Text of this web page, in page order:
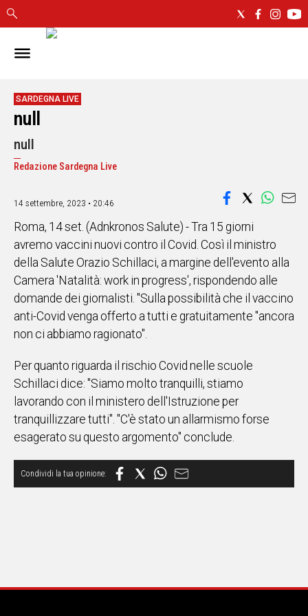
IN
CAGLIARI
SASSARI
ORISTANO
SULCIS
OGLIASTRA
MEDIO
CAMPIDANO
ALTRE
NOTIZIE
ITALIA
NEL
MONDO
SPORT
EVENTI
STORIE
VIDEO
SARDEGNA LIVE
null
null
Redazione Sardegna Live
14 settembre, 2023 • 20:46
Roma, 14 set. (Adnkronos Salute) - Tra 15 giorni
avremo vaccini nuovi contro il Covid. Così il ministro
della Salute Orazio Schillaci, a margine dell'evento alla
Camera 'Natalità: work in progress', rispondendo alle
domande dei giornalisti. "Sulla possibilità che il vaccino
anti-Covid venga offerto a tutti e gratuitamente "ancora
non ci abbiamo ragionato".
Per quanto riguarda il rischio Covid nelle scuole
Schillaci dice: "Siamo molto tranquilli, stiamo
lavorando con il ministero dell'Istruzione per
tranquillizzare tutti". "C'è stato un allarmismo forse
esagerato su questo argomento" conclude.